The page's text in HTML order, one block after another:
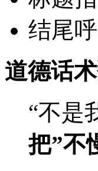
结尾
道德话
“不是
把”不